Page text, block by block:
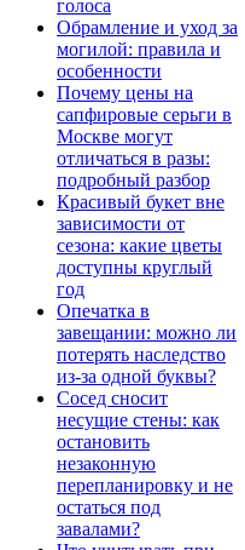
голоса
Обрамление и уход за
могилой: правила и
особенности
Почему цены на
сапфировые серьги в
Москве могут
отличаться в разы:
подробный разбор
Красивый букет вне
зависимости от
сезона: какие цветы
доступны круглый
год
Опечатка в
завещании: можно ли
потерять наследство
из-за одной буквы?
Сосед сносит
несущие стены: как
остановить
незаконную
перепланировку и не
остаться под
завалами?